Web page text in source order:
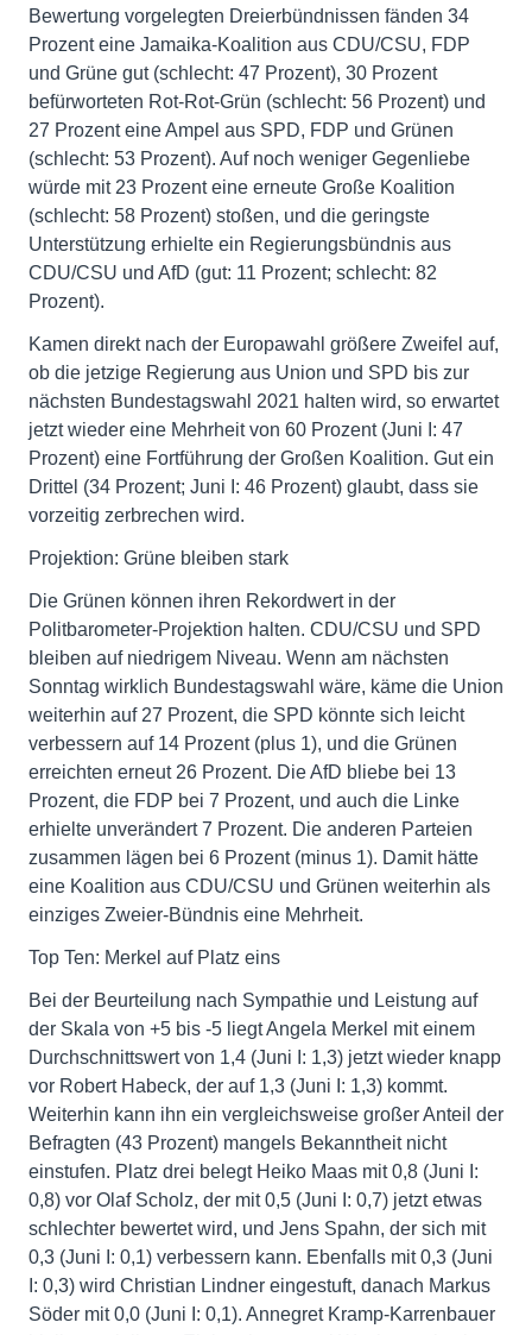
Bewertung vorgelegten Dreierbündnissen fänden 34
Prozent eine Jamaika-Koalition aus CDU/CSU, FDP
und Grüne gut (schlecht: 47 Prozent), 30 Prozent
befürworteten Rot-Rot-Grün (schlecht: 56 Prozent) und
27 Prozent eine Ampel aus SPD, FDP und Grünen
(schlecht: 53 Prozent). Auf noch weniger Gegenliebe
würde mit 23 Prozent eine erneute Große Koalition
(schlecht: 58 Prozent) stoßen, und die geringste
Unterstützung erhielte ein Regierungsbündnis aus
CDU/CSU und AfD (gut: 11 Prozent; schlecht: 82
Prozent).
Kamen direkt nach der Europawahl größere Zweifel auf,
ob die jetzige Regierung aus Union und SPD bis zur
nächsten Bundestagswahl 2021 halten wird, so erwartet
jetzt wieder eine Mehrheit von 60 Prozent (Juni I: 47
Prozent) eine Fortführung der Großen Koalition. Gut ein
Drittel (34 Prozent; Juni I: 46 Prozent) glaubt, dass sie
vorzeitig zerbrechen wird.
Projektion: Grüne bleiben stark
Die Grünen können ihren Rekordwert in der
Politbarometer-Projektion halten. CDU/CSU und SPD
bleiben auf niedrigem Niveau. Wenn am nächsten
Sonntag wirklich Bundestagswahl wäre, käme die Union
weiterhin auf 27 Prozent, die SPD könnte sich leicht
verbessern auf 14 Prozent (plus 1), und die Grünen
erreichten erneut 26 Prozent. Die AfD bliebe bei 13
Prozent, die FDP bei 7 Prozent, und auch die Linke
erhielte unverändert 7 Prozent. Die anderen Parteien
zusammen lägen bei 6 Prozent (minus 1). Damit hätte
eine Koalition aus CDU/CSU und Grünen weiterhin als
einziges Zweier-Bündnis eine Mehrheit.
Top Ten: Merkel auf Platz eins
Bei der Beurteilung nach Sympathie und Leistung auf
der Skala von +5 bis -5 liegt Angela Merkel mit einem
Durchschnittswert von 1,4 (Juni I: 1,3) jetzt wieder knapp
vor Robert Habeck, der auf 1,3 (Juni I: 1,3) kommt.
Weiterhin kann ihn ein vergleichsweise großer Anteil der
Befragten (43 Prozent) mangels Bekanntheit nicht
einstufen. Platz drei belegt Heiko Maas mit 0,8 (Juni I:
0,8) vor Olaf Scholz, der mit 0,5 (Juni I: 0,7) jetzt etwas
schlechter bewertet wird, und Jens Spahn, der sich mit
0,3 (Juni I: 0,1) verbessern kann. Ebenfalls mit 0,3 (Juni
I: 0,3) wird Christian Lindner eingestuft, danach Markus
Söder mit 0,0 (Juni I: 0,1). Annegret Kramp-Karrenbauer